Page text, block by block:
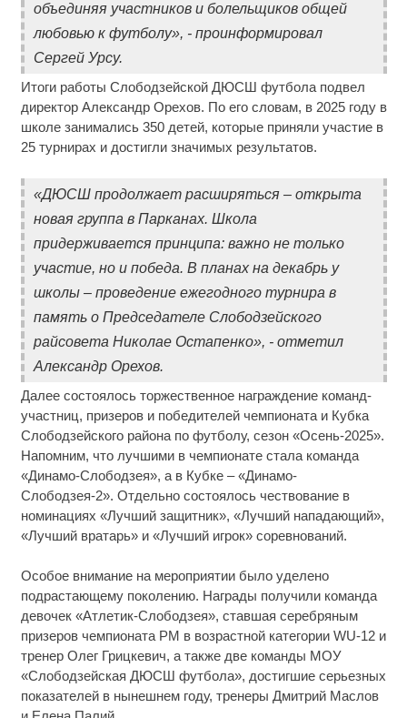
объединяя участников и болельщиков общей
любовью к футболу», - проинформировал
Сергей Урсу.
Итоги работы Слободзейской ДЮСШ футбола подвел
директор Александр Орехов. По его словам, в 2025 году в
школе занимались 350 детей, которые приняли участие в
25 турнирах и достигли значимых результатов.
«ДЮСШ продолжает расширяться – открыта
новая группа в Парканах. Школа
придерживается принципа: важно не только
участие, но и победа. В планах на декабрь у
школы – проведение ежегодного турнира в
память о Председателе Слободзейского
райсовета Николае Остапенко», - отметил
Александр Орехов.
Далее состоялось торжественное награждение команд-
участниц, призеров и победителей чемпионата и Кубка
Слободзейского района по футболу, сезон «Осень-2025».
Напомним, что лучшими в чемпионате стала команда
«Динамо-Слободзея», а в Кубке – «Динамо-
Слободзея-2». Отдельно состоялось чествование в
номинациях «Лучший защитник», «Лучший нападающий»,
«Лучший вратарь» и «Лучший игрок» соревнований.
Особое внимание на мероприятии было уделено
подрастающему поколению. Награды получили команда
девочек «Атлетик-Слободзея», ставшая серебряным
призеров чемпионата РМ в возрастной категории WU-12 и
тренер Олег Грицкевич, а также две команды МОУ
«Слободзейская ДЮСШ футбола», достигшие серьезных
показателей в нынешнем году, тренеры Дмитрий Маслов